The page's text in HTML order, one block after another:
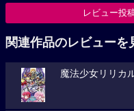
レビュー投
関連作品のレビューを
魔法少女リリカ